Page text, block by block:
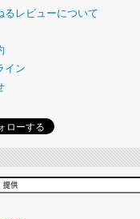
るレビューについて
イン